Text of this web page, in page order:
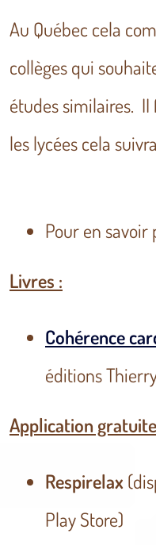
Au Québec cela
collèges qui
études similaires.
les lycées cela
Pour en savoir
Livres :
Cohérence
éditions
Application gratuite
Respirelax
Play Store)